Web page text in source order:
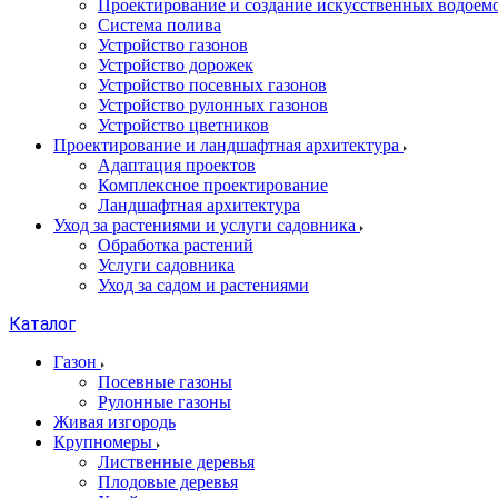
Проектирование и создание искусственных
Система полива
Устройство газонов
Устройство дорожек
Устройство посевных газонов
Устройство рулонных газонов
Устройство цветников
Проектирование и ландшафтная архитектура
Адаптация проектов
Комплексное проектирование
Ландшафтная архитектура
Уход за растениями и услуги садовника
Обработка растений
Услуги садовника
Уход за садом и растениями
Каталог
Газон
Посевные газоны
Рулонные газоны
Живая изгородь
Крупномеры
Лиственные деревья
Плодовые деревья